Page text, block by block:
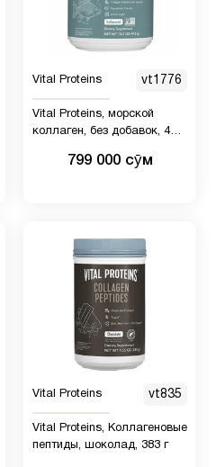
Vital Proteins vt1776
Vital Proteins, морской
коллаген, без добавок, 413
799 000 сӯм
Vital Proteins vt835
Vital Proteins, Коллагеновые
пептиды, шоколад, 383 г